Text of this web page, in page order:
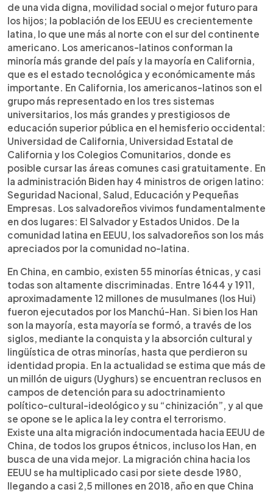
de una vida digna, movilidad social o mejor futuro para
los hijos; la población de los EEUU es crecientemente
latina, lo que une más al norte con el sur del continente
americano. Los americanos-latinos conforman la
minoría más grande del país y la mayoría en California,
que es el estado tecnológica y económicamente más
importante. En California, los americanos-latinos son el
grupo más representado en los tres sistemas
universitarios, los más grandes y prestigiosos de
educación superior pública en el hemisferio occidental:
Universidad de California, Universidad Estatal de
California y los Colegios Comunitarios, donde es
posible cursar las áreas comunes casi gratuitamente. En
la administración Biden hay 4 ministros de origen latino:
Seguridad Nacional, Salud, Educación y Pequeñas
Empresas. Los salvadoreños vivimos fundamentalmente
en dos lugares: El Salvador y Estados Unidos. De la
comunidad latina en EEUU, los salvadoreños son los más
apreciados por la comunidad no-latina.
En China, en cambio, existen 55 minorías étnicas, y casi
todas son altamente discriminadas. Entre 1644 y 1911,
aproximadamente 12 millones de musulmanes (los Hui)
fueron ejecutados por los Manchú-Han. Si bien los Han
son la mayoría, esta mayoría se formó, a través de los
siglos, mediante la conquista y la absorción cultural y
lingüística de otras minorías, hasta que perdieron su
identidad propia. En la actualidad se estima que más de
un millón de uigurs (Uyghurs) se encuentran reclusos en
campos de detención para su adoctrinamiento
político-cultural-ideológico y su “chinización”, y al que
se opone se le aplica la ley contra el terrorismo.
Existe una alta migración indocumentada hacia EEUU de
China, de todos los grupos étnicos, incluso los Han, en
busca de una vida mejor. La migración china hacia los
EEUU se ha multiplicado casi por siete desde 1980,
llegando a casi 2,5 millones en 2018, año en que China